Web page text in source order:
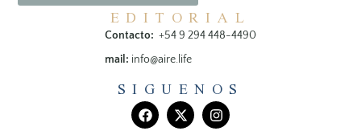
EDITORIAL
Contacto: +54 9 294 448-4490
mail: info@aire.life
SIGUENOS